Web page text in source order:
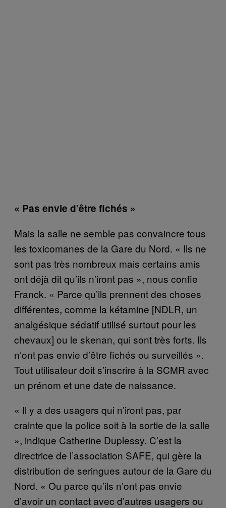
« Pas envie d’être fichés »
Mais la salle ne semble pas convaincre tous
les toxicomanes de la Gare du Nord. « Ils ne
sont pas très nombreux mais certains amis
ont déjà dit qu’ils n’iront pas », nous confie
Franck. « Parce qu’ils prennent des choses
différentes, comme la kétamine [NDLR, un
analgésique sédatif utilisé surtout pour les
chevaux] ou le skenan, qui sont très forts. Ils
n’ont pas envie d’être fichés ou surveillés ».
Tout utilisateur doit s’inscrire à la SCMR avec
un prénom et une date de naissance.
« Il y a des usagers qui n’iront pas, par
crainte que la police soit à la sortie de la salle
», indique Catherine Duplessy. C’est la
directrice de l’association SAFE, qui gère la
distribution de seringues autour de la Gare du
Nord. « Ou parce qu’ils n’ont pas envie
d’avoir un contact avec d’autres usagers ou